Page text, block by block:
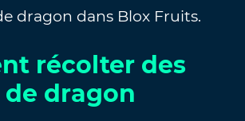
dragon dans Blox Fruits.
récolter des
dragon